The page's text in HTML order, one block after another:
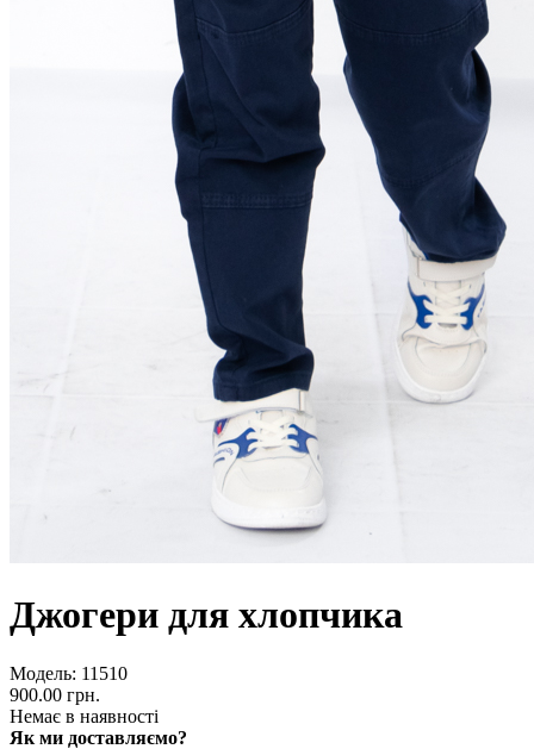
Джогери для хлопчика
Модель: 11510
900.00 грн.
Немає в наявності
Як ми доставляємо?